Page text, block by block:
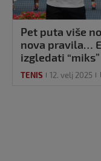
Pet puta više
nova pravila…
izgledati
TENIS 12. velj 2025